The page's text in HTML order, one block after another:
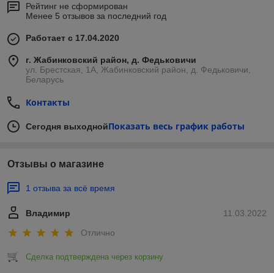
Рейтинг не сформирован
Менее 5 отзывов за последний год
Работает с 17.04.2020
г. Жабинковский район, д. Федьковичи
ул. Брестская, 1А, Жабинковский район, д. Федьковичи,
Беларусь
Контакты
Сегодня выходнойПоказать весь график работы
Отзывы о магазине
1 отзыва за всё время
11.03.2022
Владимир
Отлично
Сделка подтверждена через корзину